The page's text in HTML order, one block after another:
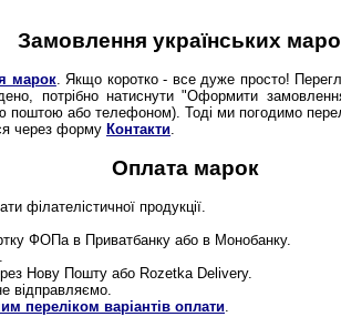
Замовлення українських
марок. Якщо коротко - все дуже просто!
потрібно натиснути "Оформити
або телефоном). Тоді ми погодимо
через форму Контакти.
Оплата марок
філателістичної продукції.
ФОПа в Приватбанку або в Монобанку.
Нову Пошту або Rozetka Delivery.
відправляємо.
переліком варіантів оплати.